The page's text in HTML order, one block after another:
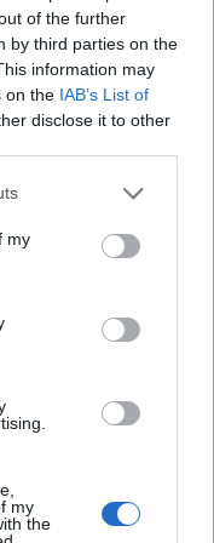
of the further
by third parties on the
information may
on the IAB’s List of
disclose it to other
or more Google
You may click to
third-party tags to
in below Google
my
my
the
Regional
πώς οι
Next μειώνουν
πραγματική
λύσεων
μέσω
στη μείωση του